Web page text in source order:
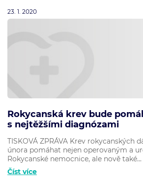
23. 1. 2020
Rokycanská krev bude
s nejtěžšími diagnózami
TISKOVÁ ZPRÁVA Krev rokycanských
února pomáhat nejen operovaným a
Rokycanské nemocnice, ale nově také...
Číst více